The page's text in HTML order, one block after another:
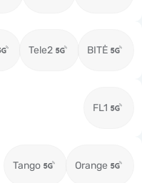
Tele2 BITĖ
FL1
Tango Orange